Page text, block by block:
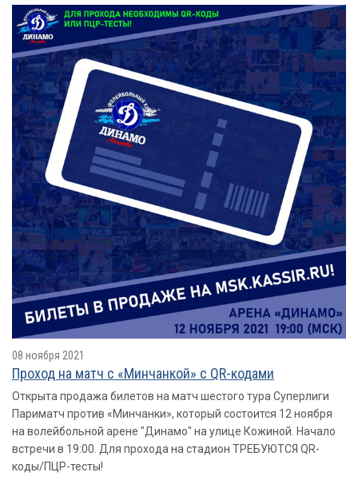
08 ноября 2021
Проход на матч с «Минчанкой» с QR-кодами
Открыта продажа билетов на матч шестого тура Суперлиги
Париматч против «Минчанки», который состоится 12 ноября
на волейбольной арене "Динамо" на улице Кожиной. Начало
встречи в 19:00. Для прохода на стадион ТРЕБУЮТСЯ QR-
коды/ПЦР-тесты!